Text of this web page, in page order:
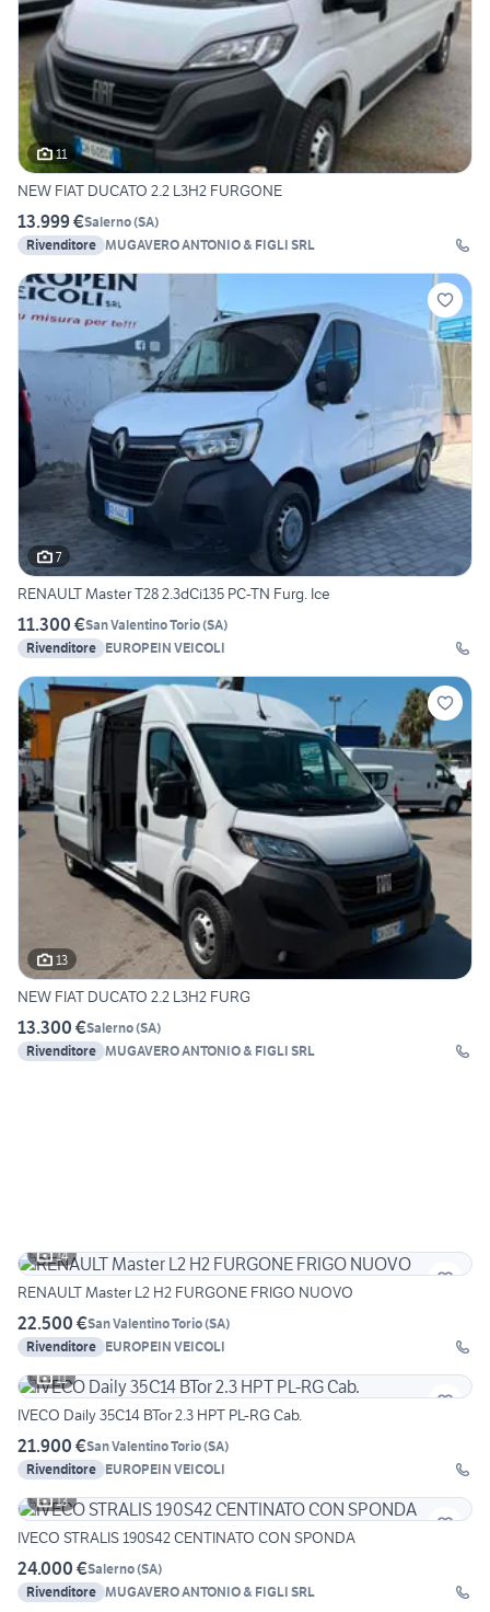
11
NEW FIAT DUCATO 2.2 L3H2 FURGONE
13.999 €Salerno(SA)
Rivenditore MUGAVERO ANTONIO & FIGLI SRL
7
RENAULT Master T28 2.3dCi135 PC-TN Furg. Ice
11.300 €San Valentino Torio(SA)
Rivenditore EUROPEIN VEICOLI
13
NEW FIAT DUCATO 2.2 L3H2 FURG
13.300 €Salerno(SA)
Rivenditore MUGAVERO ANTONIO & FIGLI SRL
14
RENAULT Master L2 H2 FURGONE FRIGO NUOVO
22.500 €San Valentino Torio(SA)
Rivenditore EUROPEIN VEICOLI
11
IVECO Daily 35C14 BTor 2.3 HPT PL-RG Cab.
21.900 €San Valentino Torio(SA)
Rivenditore EUROPEIN VEICOLI
13
IVECO STRALIS 190S42 CENTINATO CON SPONDA
24.000 €Salerno(SA)
Rivenditore MUGAVERO ANTONIO & FIGLI SRL